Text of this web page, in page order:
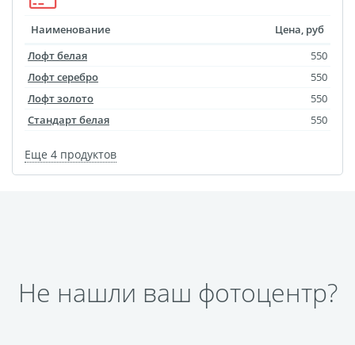
Изготовление баннеров
Оформление картин
Накатка Фото на ХДФ
Фото в алюминиевом
багете
Холст на пенокартоне
Фотопечать на дереве
Наименование
Цена, руб
Лофт белая
550
Лофт серебро
550
Лофт золото
550
Стандарт белая
550
Еще 4 продуктов
Не нашли ваш фотоцентр?